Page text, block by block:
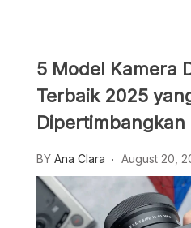
5 Model Kamera
Terbaik 2025
Dipertimbangkan
BY Ana Clara August 20,